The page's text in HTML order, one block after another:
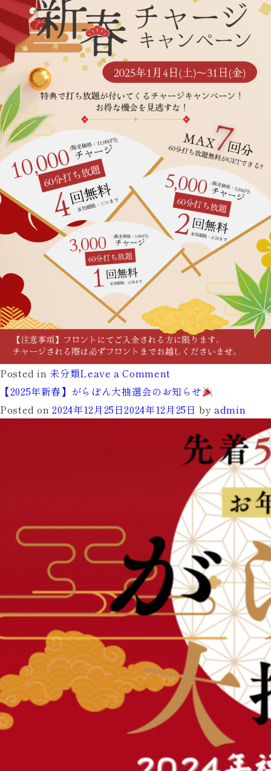
Posted in 未分類Leave a Commenton
【2025
年
春】
ジ
キ
ャ
ン
ペ
ー
ン
開
催！
【2025年新春】がらぽん大抽選会のお知らせ
Posted on2024年12月25日2024年12月25日 byadmin